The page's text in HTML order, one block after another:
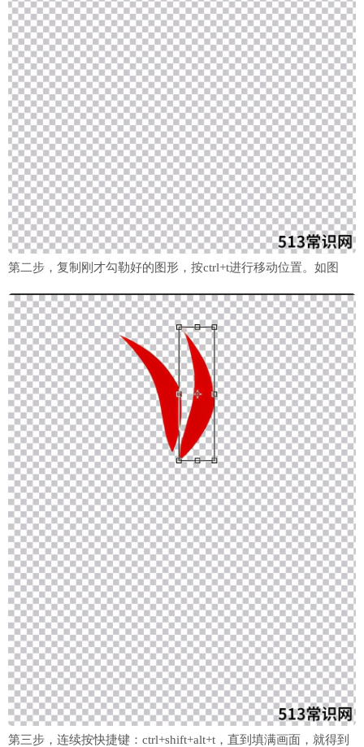
第二步，复制刚才勾勒好的图形，按ctrl+t进行移动位置。如图
第三步，连续按快捷键：ctrl+shift+alt+t，直到填满画面，就得到